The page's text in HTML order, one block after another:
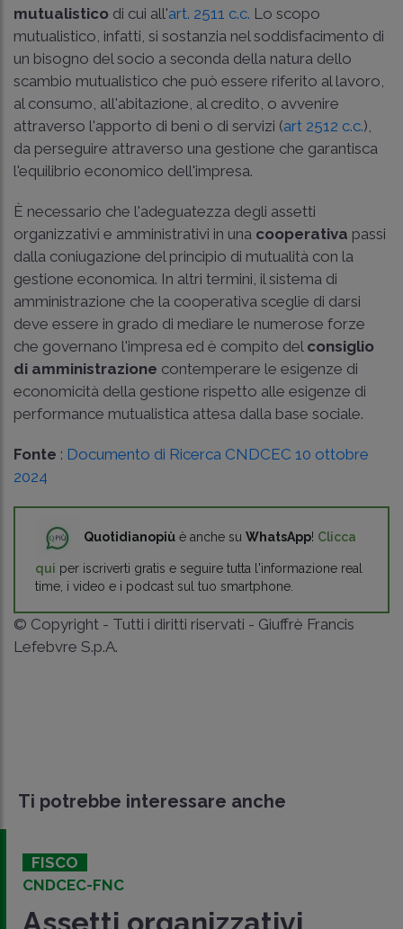
mutualistico di cui all'art. 2511 c.c. Lo scopo
mutualistico, infatti, si sostanzia nel soddisfacimento di
un bisogno del socio a seconda della natura dello
scambio mutualistico che può essere riferito al lavoro,
al consumo, all'abitazione, al credito, o avvenire
attraverso l'apporto di beni o di servizi (art 2512 c.c.),
da perseguire attraverso una gestione che garantisca
l'equilibrio economico dell'impresa.
È necessario che l'adeguatezza degli assetti
organizzativi e amministrativi in una cooperativa passi
dalla coniugazione del principio di mutualità con la
gestione economica. In altri termini, il sistema di
amministrazione che la cooperativa sceglie di darsi
deve essere in grado di mediare le numerose forze
che governano l'impresa ed è compito del consiglio
di amministrazione contemperare le esigenze di
economicità della gestione rispetto alle esigenze di
performance mutualistica attesa dalla base sociale.
Fonte : Documento di Ricerca CNDCEC 10 ottobre
2024
Quotidianopiù è anche su WhatsApp! Clicca
qui per iscriverti gratis e seguire tutta l'informazione real
time, i video e i podcast sul tuo smartphone.
© Copyright - Tutti i diritti riservati - Giuffrè Francis
Lefebvre S.p.A.
Ti potrebbe interessare anche
FISCO
CNDCEC-FNC
Assetti organizzativi,